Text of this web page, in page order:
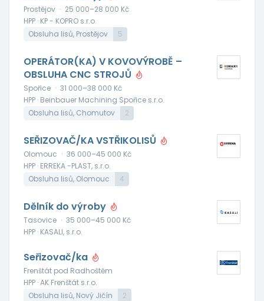
Prostějov · 25 000–28 000 Kč
HPP · KP - KOPRO s.r.o.
Obsluha lisů, Prostějov
5
OPERÁTOR(KA) V KOVOVÝROBĚ –
OBSLUHA CNC STROJŮ
Spořice · 31 000–38 000 Kč
HPP · Beinbauer Machining Spořice s.r.o.
Obsluha lisů, Chomutov
2
SEŘIZOVAČ/KA VSTŘIKOLISŮ
Olomouc · 36 000–45 000 Kč
HPP · ERREKA -PLAST, s.r.o.
Obsluha lisů, Olomouc
4
Dělník do výroby
Tasovice · 35 000–45 000 Kč
HPP · KASALI, s.r.o.
Seřizovač/ka
Frenštát pod Radhoštěm
HPP · AK Frenštát s.r.o.
Obsluha lisů, Nový Jičín
2